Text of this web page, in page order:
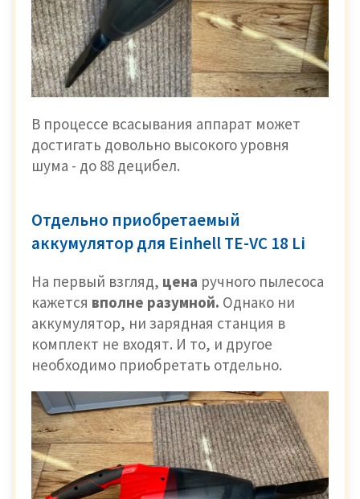
В процессе всасывания аппарат может
достигать довольно высокого уровня
шума - до 88 децибел.
Отдельно приобретаемый
аккумулятор для Einhell TE-VC 18 Li
На первый взгляд, цена ручного пылесоса
кажется вполне разумной. Однако ни
аккумулятор, ни зарядная станция в
комплект не входят. И то, и другое
необходимо приобретать отдельно.